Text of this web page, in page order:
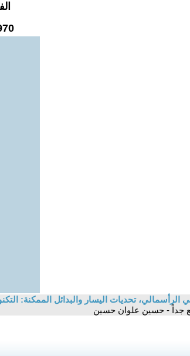
تحديات اليسار والبدائل الممكنة:
جداً - حسين علوان حسين